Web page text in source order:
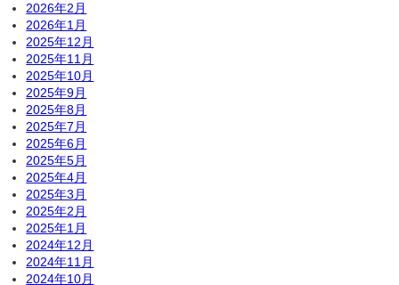
2026年2月
2026年1月
2025年12月
2025年11月
2025年10月
2025年9月
2025年8月
2025年7月
2025年6月
2025年5月
2025年4月
2025年3月
2025年2月
2025年1月
2024年12月
2024年11月
2024年10月